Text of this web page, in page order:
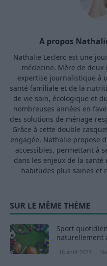
A propos
Nathalie Leclerc est une
médecine. Mère de
expertise journalistique à
santé familiale et de la
de vie sain, écologique et
nombreuses années en
des solutions de ménage
Grâce à cette double
engagée, Nathalie propose
accessibles, permettant à
dans les enjeux de la
habitudes plus saines et
SUR LE MÊME THÈME
Sport
naturellement
18 août 2023